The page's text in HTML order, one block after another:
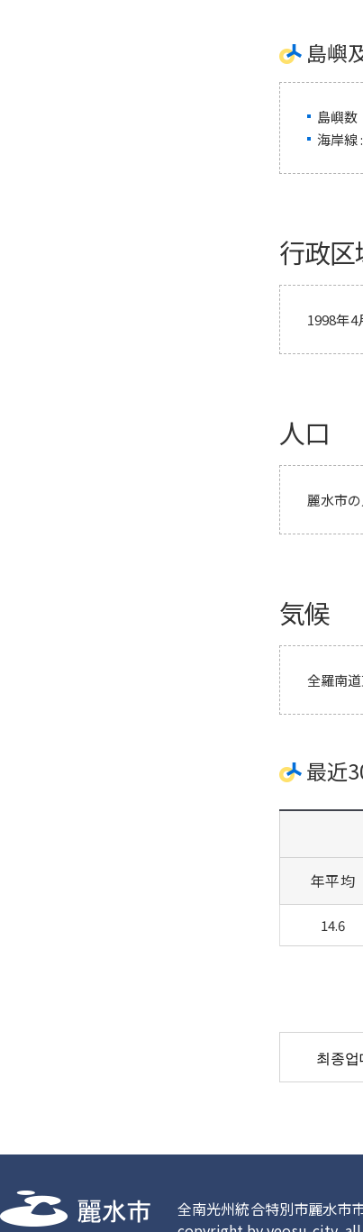
島嶼
島嶼数
海岸線
行政区
1998年4
人口
麗水市
気候
全羅南
最近
年平均
14.6
최종
全南光州統合特別市麗水市